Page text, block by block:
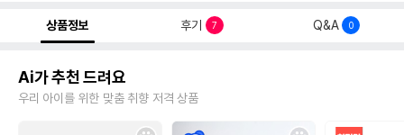
상품정보 후기 7 Q&A 0
Ai가 추천 드려요
우리 아이를 위한 맞춤 취향 저격 상품